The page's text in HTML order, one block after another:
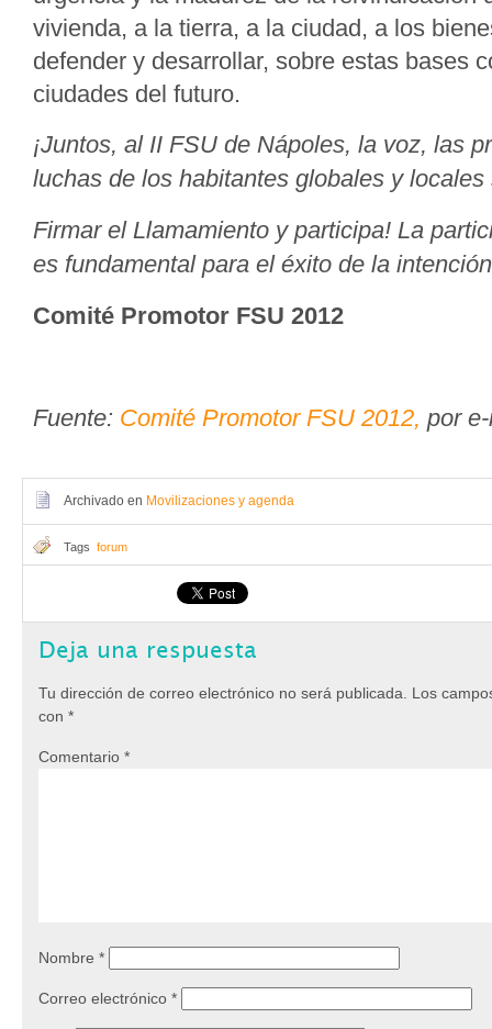
vivienda, a la tierra, a la ciudad, a los
defender y desarrollar, sobre estas bases
ciudades del futuro.
¡Juntos, al II FSU de Nápoles, la voz, las
luchas de los habitantes globales y
Firmar el Llamamiento y participa! La
es fundamental para el éxito de la
Comité Promotor FSU 2012
Fuente: Comité Promotor FSU 2012, por
Archivado en Movilizaciones y agenda
Tags forum
Deja una respuesta
Tu dirección de correo electrónico no será publicada.
Los
con *
Comentario *
Nombre *
Correo electrónico *